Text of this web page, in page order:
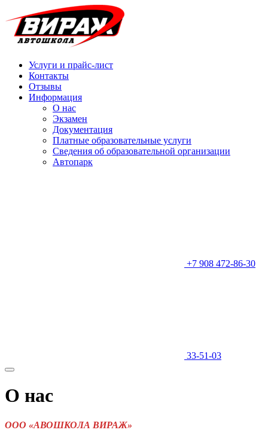
Услуги и прайс-лист
Контакты
Отзывы
Информация
О нас
Экзамен
Документация
Платные образовательные услуги
Сведения об образовательной организации
Автопарк
+7 908 472-86-30
33-51-03
О нас
ООО «АВОШКОЛА ВИРАЖ»